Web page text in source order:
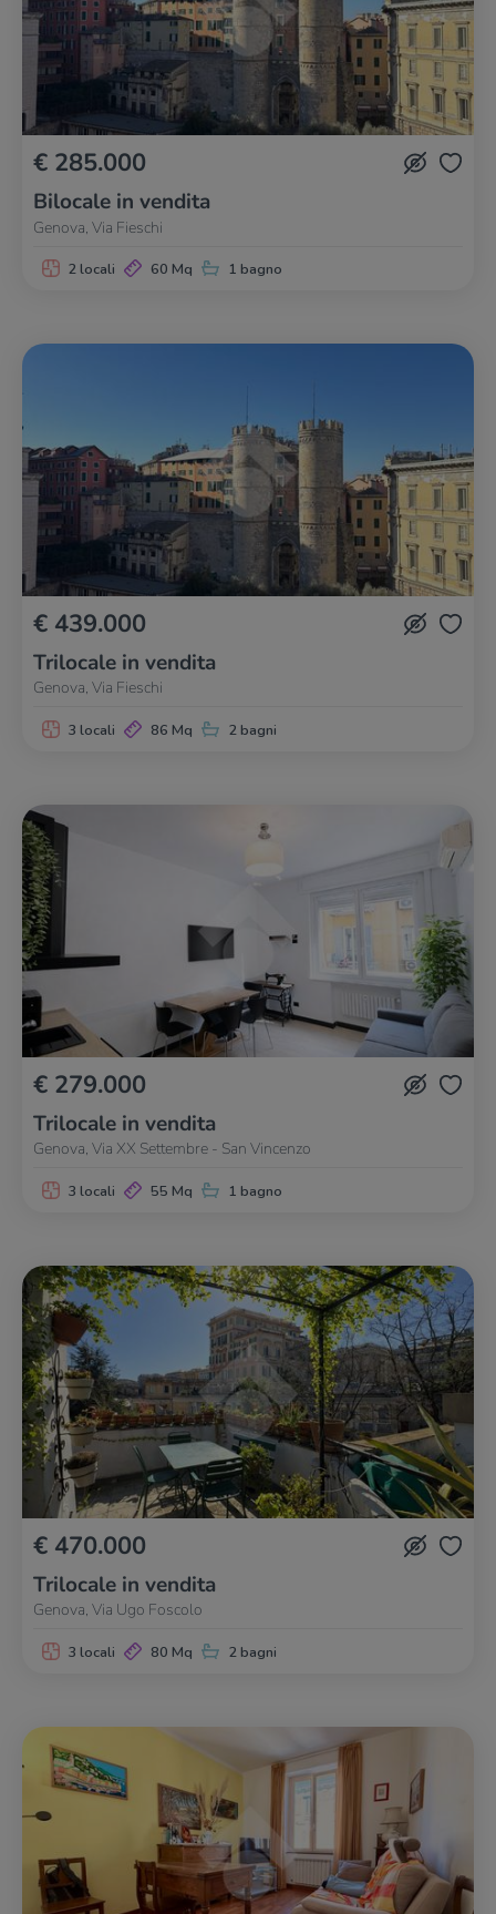
€ 285.000
Bilocale in vendita
Genova, Via Fieschi
2 locali 60 Mq 1 bagno
€ 439.000
Trilocale in vendita
Genova, Via Fieschi
3 locali 86 Mq 2 bagni
€ 279.000
Trilocale in vendita
Genova, Via XX Settembre - San Vincenzo
3 locali 55 Mq 1 bagno
€ 470.000
Trilocale in vendita
Genova, Via Ugo Foscolo
3 locali 80 Mq 2 bagni